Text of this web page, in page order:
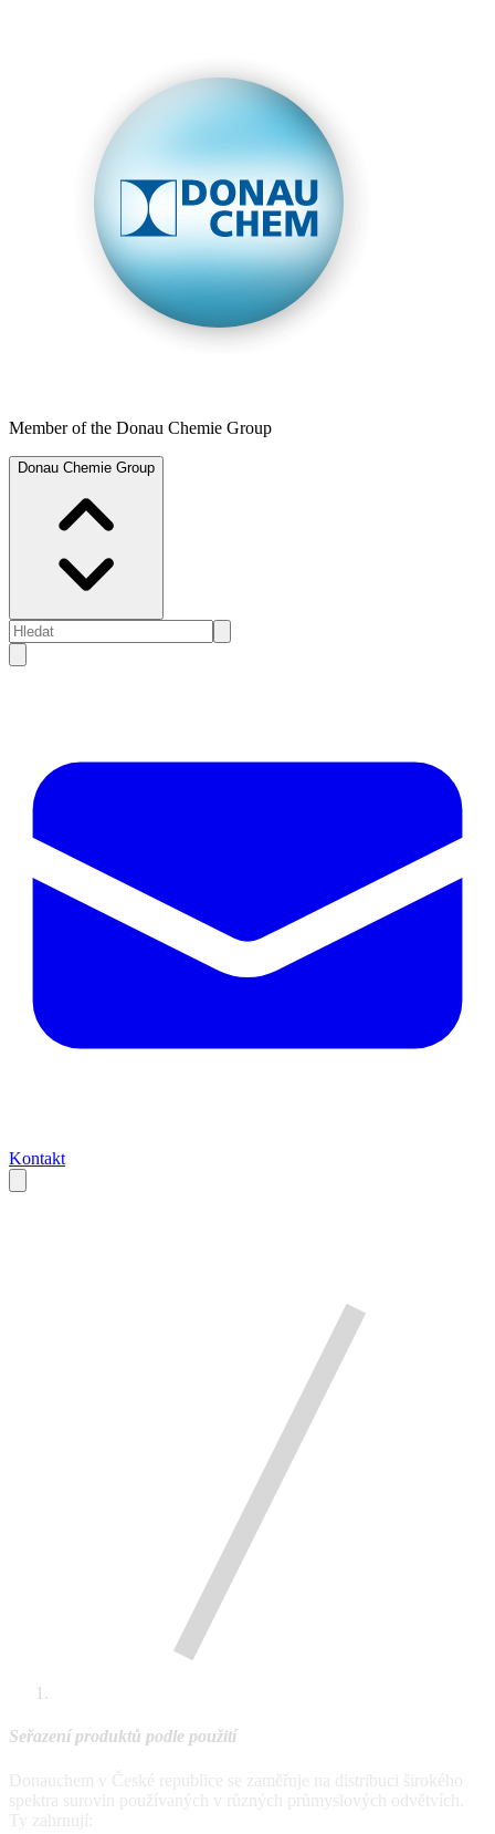
Member of the Donau Chemie Group
Donau Chemie Group
Kontakt
Seřazení produktů podle použití
Donauchem v České republice se zaměřuje na distribuci širokého
spektra surovin používaných v různých průmyslových odvětvích.
Ty zahrnují: